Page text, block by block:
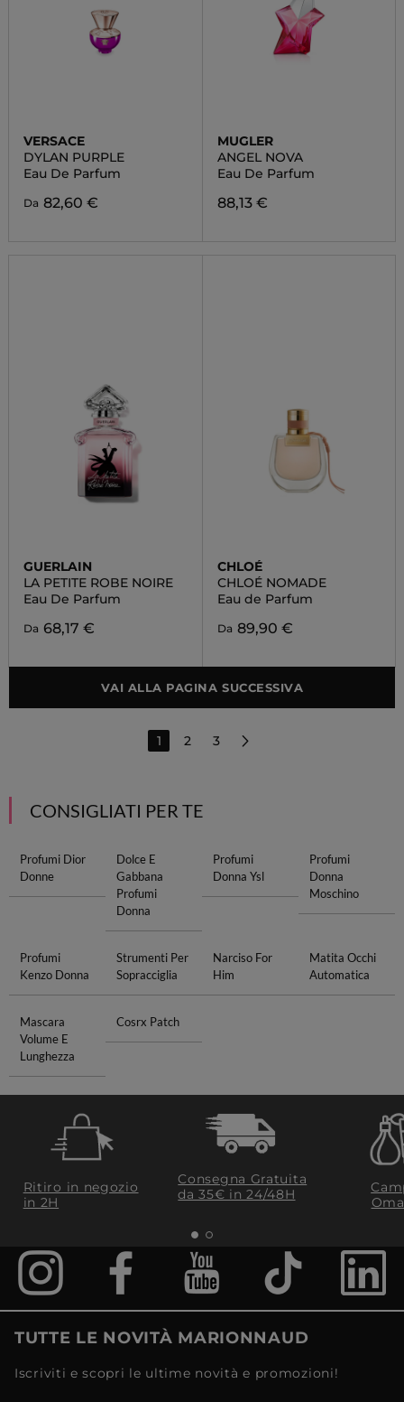
VERSACE
DYLAN PURPLE
Eau De Parfum
Da 82,60 €
MUGLER
ANGEL NOVA
Eau De Parfum
88,13 €
GUERLAIN
LA PETITE ROBE NOIRE
Eau De Parfum
Da 68,17 €
CHLOÉ
CHLOÉ NOMADE
Eau de Parfum
Da 89,90 €
VAI ALLA PAGINA SUCCESSIVA
1 2 3
CONSIGLIATI PER TE
Profumi Dior
Donne
Dolce E
Gabbana
Profumi
Donna
Profumi
Donna Ysl
Profumi
Donna
Moschino
Profumi
Kenzo Donna
Strumenti Per
Sopracciglia
Narciso For
Him
Matita Occhi
Automatica
Mascara
Volume E
Lunghezza
Cosrx Patch
Ritiro in negozio
in 2H
Consegna Gratuita
da 35€​ in 24/48H
TUTTE LE NOVITÀ MARIONNAUD
Iscriviti e scopri le ultime novità e promozioni!